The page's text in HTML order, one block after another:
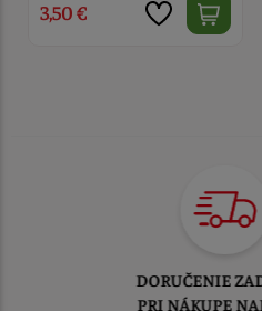
3,90 €
TOVAR
DO 1-2